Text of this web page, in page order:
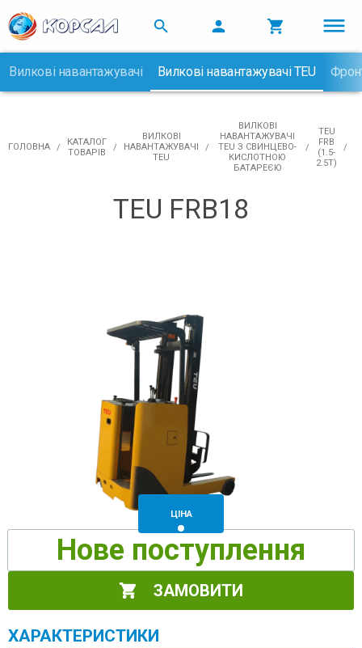
  
Вилкові навантажувачі Вилкові навантажувачі TEU
ГОЛОВНА
КАТАЛОГ
ТОВАРІВ
ВИЛКОВІ
НАВАНТАЖУВАЧІ
TEU
ВИЛКОВІ
НАВАНТАЖУВАЧІ
TEU З СВИНЦЕВО-
КИСЛОТНОЮ
БАТАРЕЄЮ
TEU
FRB
(1.5-
2.5Т)
TEU FRB18
Нове поступлення
ЦІНА
ЗАМОВИТИ
ХАРАКТЕРИСТИКИ